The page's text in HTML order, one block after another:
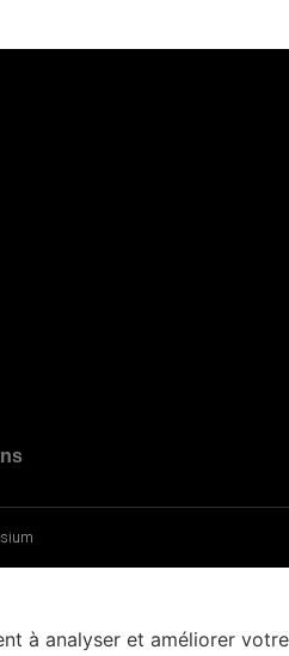
à analyser et améliorer votre